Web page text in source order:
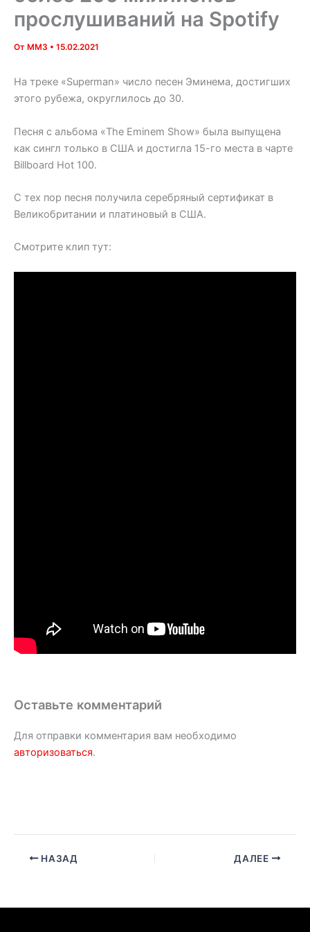
прослушиваний на Spotify
От MM3 • 15.02.2021
На треке «Superman» число песен Эминема, достигших
этого рубежа, округлилось до 30.
Песня с альбома «The Eminem Show» была выпущена
как сингл только в США и достигла 15-го места в чарте
Billboard Hot 100.
С тех пор песня получила серебряный сертификат в
Великобритании и платиновый в США.
Смотрите клип тут:
Оставьте комментарий
Для отправки комментария вам необходимо
авторизоваться.
НАЗАД ДАЛЕЕ